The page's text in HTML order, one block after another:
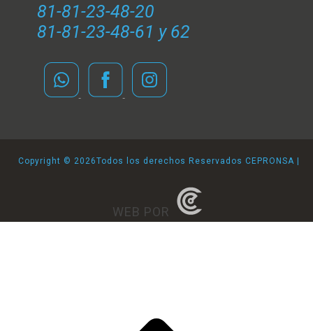
81-81-23-48-20
81-81-23-48-61 y 62
Copyright © 2026Todos los derechos Reservados CEPRONSA |
WEB POR